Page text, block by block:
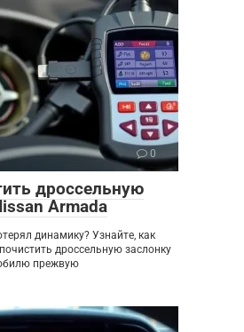
0
дроссельную
Armada
динамику? Узнайте, как
дроссельную заслонку
прежвую